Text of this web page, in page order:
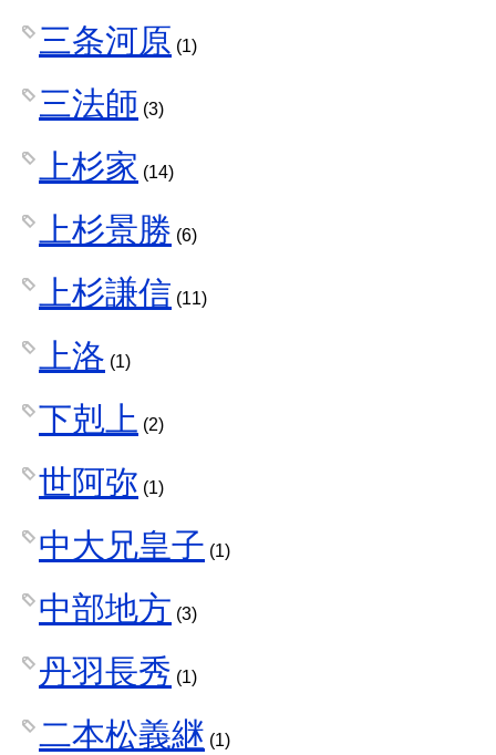
三条河原 (1)
三法師 (3)
上杉家 (14)
上杉景勝 (6)
上杉謙信 (11)
上洛 (1)
下剋上 (2)
世阿弥 (1)
中大兄皇子 (1)
中部地方 (3)
丹羽長秀 (1)
二本松義継 (1)